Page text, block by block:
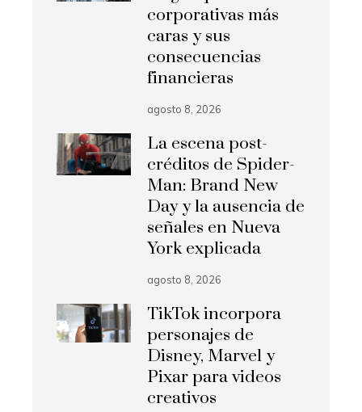
corporativas más
caras y sus
consecuencias
financieras
agosto 8, 2026
La escena post-
créditos de Spider-
Man: Brand New
Day y la ausencia de
señales en Nueva
York explicada
agosto 8, 2026
TikTok incorpora
personajes de
Disney, Marvel y
Pixar para videos
creativos